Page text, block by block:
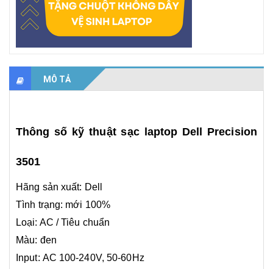
MÔ TẢ
Thông số kỹ thuật sạc laptop Dell Precision
3501
Hãng sản xuất: Dell
Tình trạng: mới 100%
Loại: AC / Tiêu chuẩn
Màu: đen
Input: AC 100-240V, 50-60Hz